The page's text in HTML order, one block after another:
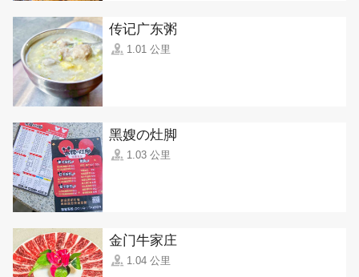
传记广东粥
1.01 公里
黑嫂の灶脚
1.03 公里
金门牛家庄
1.04 公里